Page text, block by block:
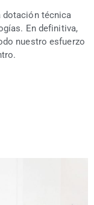
dotación técnica
En definitiva,
nuestro esfuerzo